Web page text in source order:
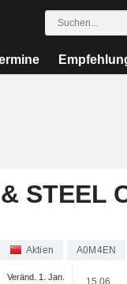
STEEL
Aktien A0M4EN
Veränd. 1. Jan. 15.06.